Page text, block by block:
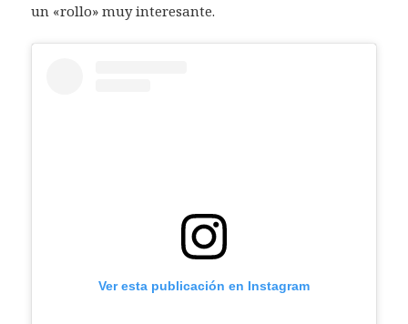
un «rollo» muy interesante.
Ver esta publicación en Instagram